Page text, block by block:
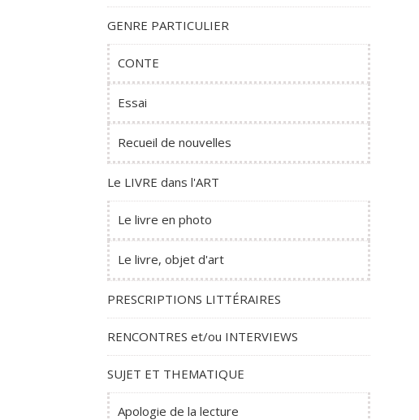
GENRE PARTICULIER
CONTE
Essai
Recueil de nouvelles
Le LIVRE dans l'ART
Le livre en photo
Le livre, objet d'art
PRESCRIPTIONS LITTÉRAIRES
RENCONTRES et/ou INTERVIEWS
SUJET ET THEMATIQUE
Apologie de la lecture